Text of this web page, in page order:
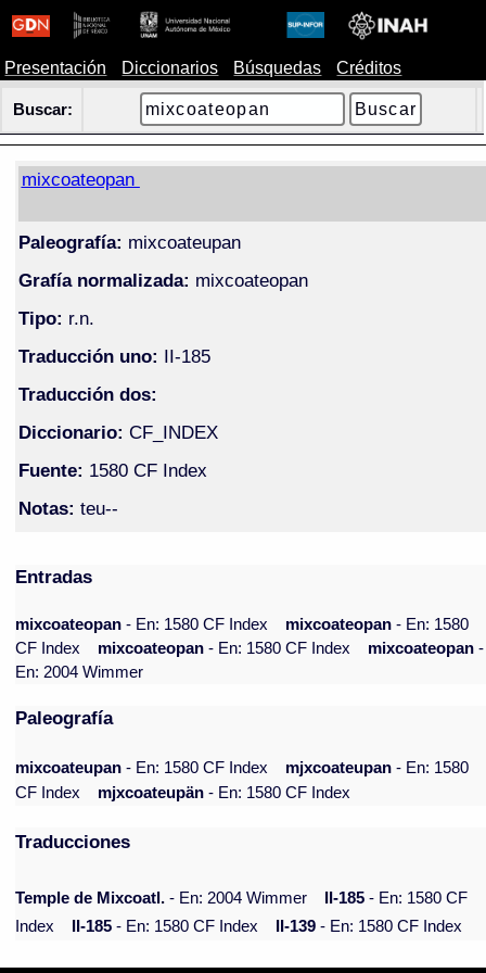
Presentación Diccionarios Búsquedas Créditos
Buscar:
mixcoateopan
Paleografía: mixcoateupan
Grafía normalizada: mixcoateopan
Tipo: r.n.
Traducción uno: II-185
Traducción dos:
Diccionario: CF_INDEX
Fuente: 1580 CF Index
Notas: teu--
Entradas
mixcoateopan- En: 1580 CF Index mixcoateopan- En: 1580
CF Index
mixcoateopan- En: 1580 CF Index mixcoateopan-
En: 2004 Wimmer
Paleografía
mixcoateupan - En: 1580 CF Index mjxcoateupan - En: 1580
CF Index
mjxcoateupän - En: 1580 CF Index
Traducciones
Temple de Mixcoatl. - En: 2004 Wimmer II-185 - En: 1580 CF
Index
II-185 - En: 1580 CF Index II-139 - En: 1580 CF Index